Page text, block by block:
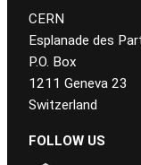
CERN
Esplanade des
P.O. Box
1211 Geneva 23
Switzerland
FOLLOW US